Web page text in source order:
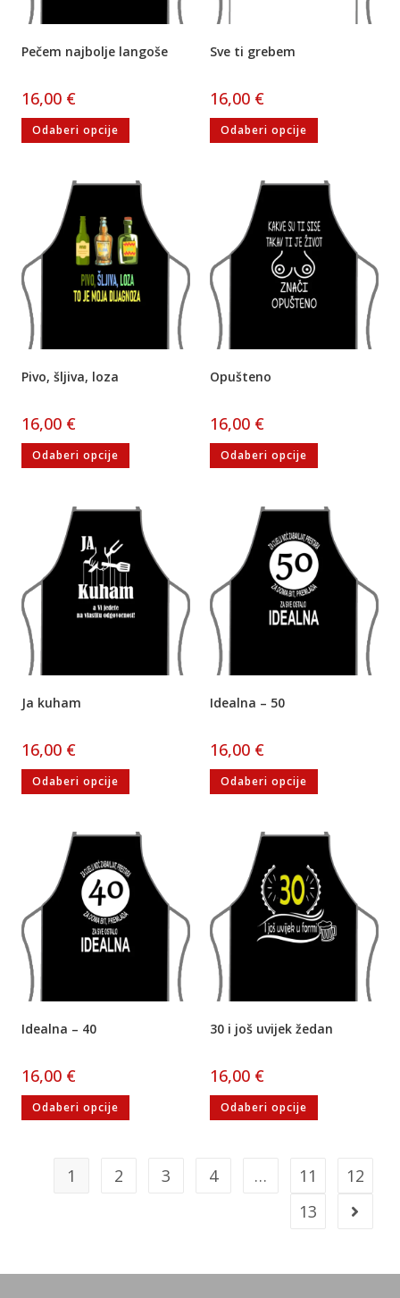
Pečem najbolje langoše
16,00 €
Odaberi opcije
Sve ti grebem
16,00 €
Odaberi opcije
Pivo, šljiva, loza
16,00 €
Odaberi opcije
Opušteno
16,00 €
Odaberi opcije
Ja kuham
16,00 €
Odaberi opcije
Idealna – 50
16,00 €
Odaberi opcije
Idealna – 40
16,00 €
Odaberi opcije
30 i još uvijek žedan
16,00 €
Odaberi opcije
1 2 3 4 … 11
12
13